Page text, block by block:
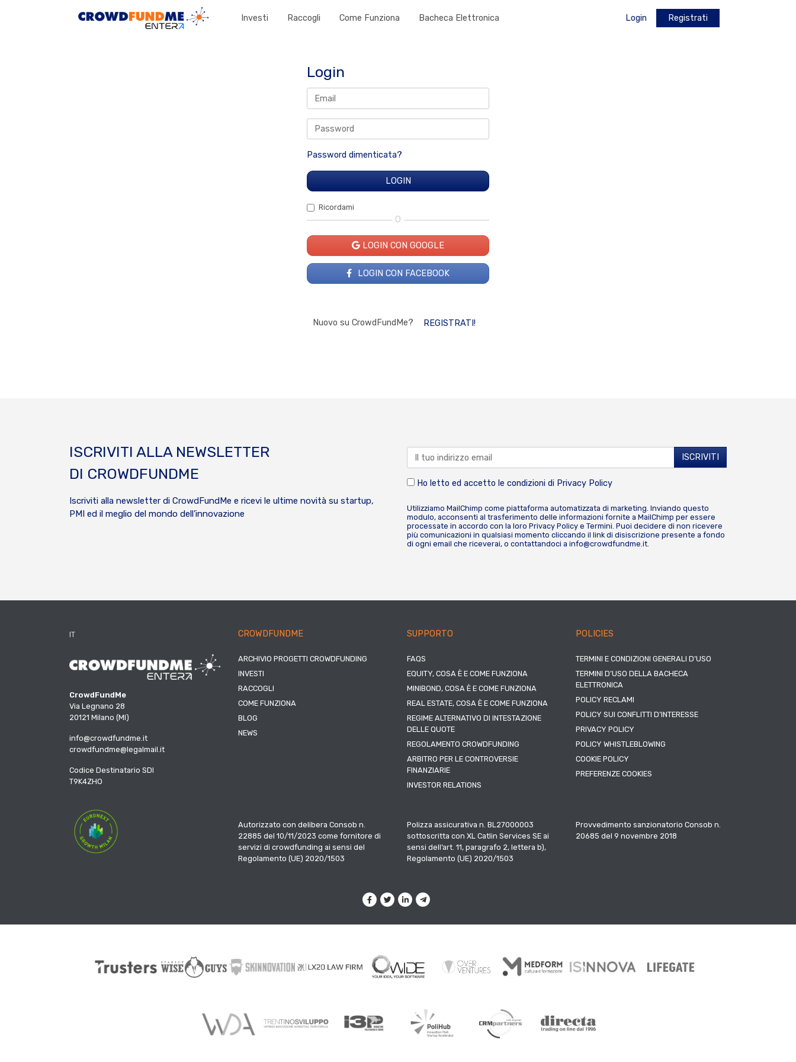
Investi Raccogli Come Funziona Bacheca Elettronica Login Registrati
Login
Password dimenticata?
Ricordami
O
LOGIN CON GOOGLE
LOGIN CON FACEBOOK
Nuovo su CrowdFundMe? REGISTRATI!
ISCRIVITI ALLA NEWSLETTER
DI CROWDFUNDME
Iscriviti alla newsletter di CrowdFundMe e ricevi le ultime novità su startup,
PMI ed il meglio del mondo dell’innovazione
Ho letto ed accetto le condizioni di Privacy Policy
Utilizziamo MailChimp come piattaforma automatizzata di marketing. Inviando questo
modulo, acconsenti al trasferimento delle informazioni fornite a MailChimp per essere
processate in accordo con la loro Privacy Policy e Termini. Puoi decidere di non ricevere
più comunicazioni in qualsiasi momento cliccando il link di disiscrizione presente a fondo
di ogni email che riceverai, o contattandoci a info@crowdfundme.it.
IT
CrowdFundMe
Via Legnano 28
20121 Milano (MI)
info@crowdfundme.it
crowdfundme@legalmail.it
Codice Destinatario SDI
T9K4ZHO
CROWDFUNDME
ARCHIVIO PROGETTI CROWDFUNDING
INVESTI
RACCOGLI
COME FUNZIONA
BLOG
NEWS
SUPPORTO
FAQS
EQUITY, COSA È E COME FUNZIONA
MINIBOND, COSA È E COME FUNZIONA
REAL ESTATE, COSA È E COME FUNZIONA
REGIME ALTERNATIVO DI INTESTAZIONE
DELLE QUOTE
REGOLAMENTO CROWDFUNDING
ARBITRO PER LE CONTROVERSIE
FINANZIARIE
INVESTOR RELATIONS
POLICIES
TERMINI E CONDIZIONI GENERALI D’USO
TERMINI D’USO DELLA BACHECA
ELETTRONICA
POLICY RECLAMI
POLICY SUI CONFLITTI D’INTERESSE
PRIVACY POLICY
POLICY WHISTLEBLOWING
COOKIE POLICY
PREFERENZE COOKIES
Autorizzato con delibera Consob n.
22885 del 10/11/2023 come fornitore di
servizi di crowdfunding ai sensi del
Regolamento (UE) 2020/1503
Polizza assicurativa n. BL27000003
sottoscritta con XL Catlin Services SE ai
sensi dell’art. 11, paragrafo 2, lettera b),
Regolamento (UE) 2020/1503
Provvedimento sanzionatorio Consob n.
20685 del 9 novembre 2018